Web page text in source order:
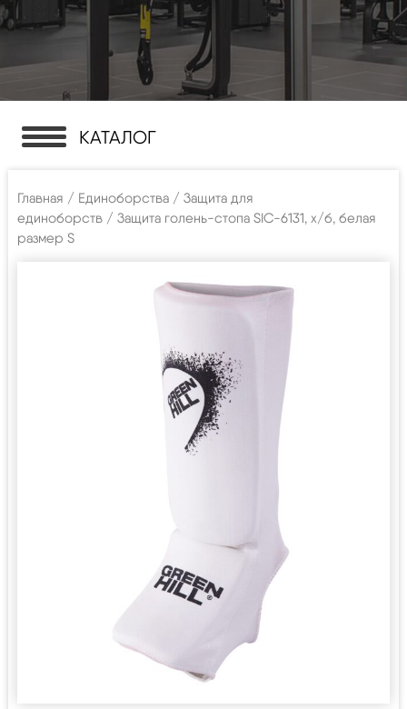
КАТАЛОГ
Главная / Единоборства / Защита для
единоборств / Защита голень-стопа SIC-6131, х/б, белая
размер S